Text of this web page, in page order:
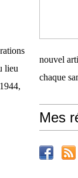
lieu
nouvel
chaque
Mes